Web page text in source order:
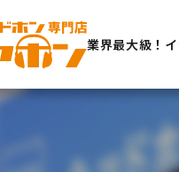
業界最大級！